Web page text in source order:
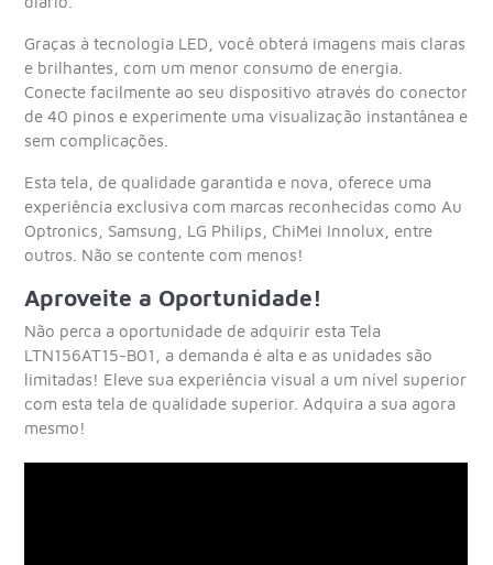
Graças à tecnologia LED, você obterá imagens mais claras
e brilhantes, com um menor consumo de energia.
Conecte facilmente ao seu dispositivo através do conector
de 40 pinos e experimente uma visualização instantânea e
sem complicações.
Esta tela, de qualidade garantida e nova, oferece uma
experiência exclusiva com marcas reconhecidas como Au
Optronics, Samsung, LG Philips, ChiMei Innolux, entre
outros. Não se contente com menos!
Aproveite a Oportunidade!
Não perca a oportunidade de adquirir esta Tela
LTN156AT15-B01, a demanda é alta e as unidades são
limitadas! Eleve sua experiência visual a um nível superior
com esta tela de qualidade superior. Adquira a sua agora
mesmo!